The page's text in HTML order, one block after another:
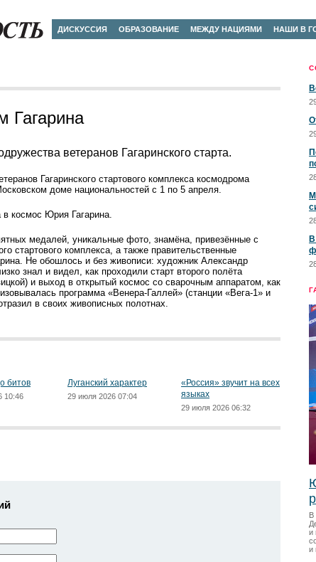
ДИСКУССИЯ ОБРАЗОВАНИЕ МЕЖДУ НАЦИЯМИ НАШИ В
В
и
и
Гагарина
ветеранов Гагаринского старта.
Гагаринского стартового комплекса космодрома
доме национальностей с 1 по 5 апреля.
в космос Юрия Гагарина.
медалей, уникальные фото, знамёна, привезённые с
стартового комплекса, а также правительственные
Не обошлось и без живописи: художник Александр
знал и видел, как проходили старт второго полёта
и выход в открытый космос со сварочным аппаратом, как
программа «Венера-Галлей» (станции «Вега-1» и
в своих живописных полотнах.
битов
10:46
Луганский характер
29 июля 2026 07:04
«Россия» звучит на всех
языках
29 июля 2026 06:32